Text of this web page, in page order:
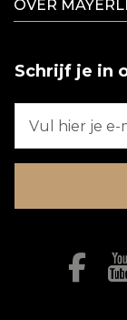
OVER
Schrijf je in